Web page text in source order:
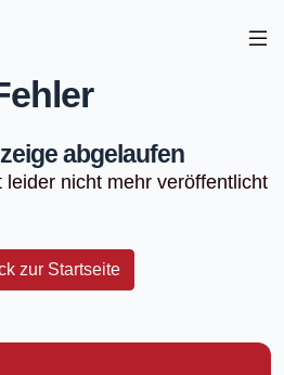
abgelaufen
leider nicht mehr veröffentlicht
zur Startseite